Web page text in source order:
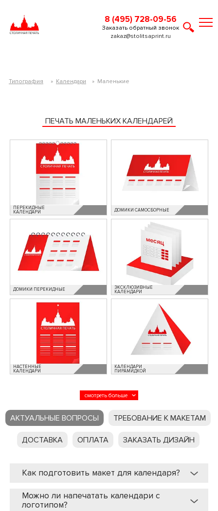
8 (495) 728-09-56
zakaz@stolitsaprint.ru
Заказать обратный звонок
Типография » Календари » Маленькие
ПЕЧАТЬ МАЛЕНЬКИХ КАЛЕНДАРЕЙ
ПЕРЕКИДНЫЕ
КАЛЕНДАРИ
ДОМИКИ САМОСБОРНЫЕ
ДОМИКИ ПЕРЕКИДНЫЕ
ЭКСКЛЮЗИВНЫЕ
КАЛЕНДАРИ
НАСТЕННЫЕ
КАЛЕНДАРИ
КАЛЕНДАРИ
ПИРАМИДКОЙ
АКТУАЛЬНЫЕ ВОПРОСЫ ТРЕБОВАНИЕ К МАКЕТАМ
ДОСТАВКА ОПЛАТА ЗАКАЗАТЬ ДИЗАЙН
Как подготовить макет для календаря?
Можно ли напечатать календари с
логотипом?